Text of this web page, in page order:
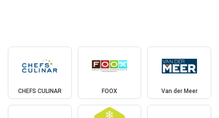
CHEFS CULINAR FOOX Van der Meer